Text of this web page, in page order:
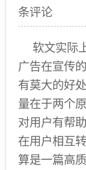
条评论
软文实际
广告在宣传
有莫大的好
量在于两个
对用户有帮
在用户相互
算是一篇高